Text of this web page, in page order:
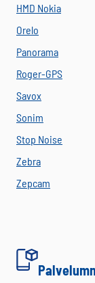
HMD Nokia
Orelo
Panorama
Roger-GPS
Savox
Sonim
Stop Noise
Zebra
Zepcam